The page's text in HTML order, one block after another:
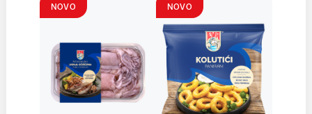
NOVO NOVO